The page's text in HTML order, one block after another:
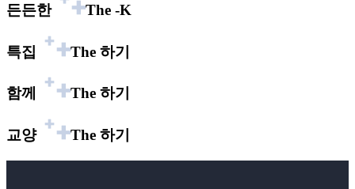
든든한 The -K
특집 The 하기
함께 The 하기
교양 The 하기